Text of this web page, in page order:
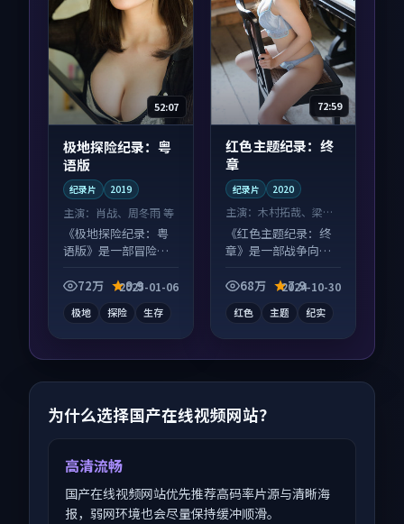
52:07
极地探险纪录：粤
语版
纪录片 2019
主演： 肖战、周冬雨 等
《极地探险纪录：粤
语版》是一部冒险向
素齐全，观感爽快不
72万 9.9
2025-01-06
极地 探险 生存
72:59
红色主题纪录：终
章
纪录片 2020
主演：木村拓哉、梁朝
伟 等
《红色主题纪录：终
章》是一部战争向纪
信息量大，适合沉浸
68万 7.9
2024-10-30
红色 主题 纪实
为什么选择国产在线视频网站？
高清流畅
国产在线视频网站优先推荐高码率片源与清晰海
报，弱网环境也会尽量保持缓冲顺滑。